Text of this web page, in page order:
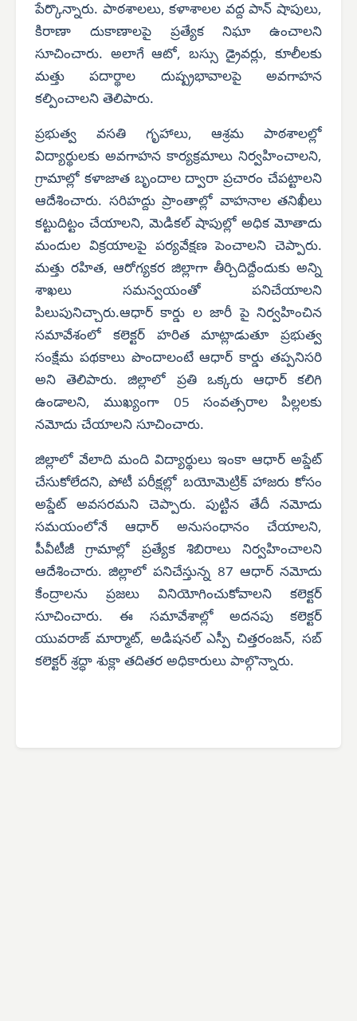
పేర్కొన్నారు. పాఠశాలలు, కళాశాలల వద్ద పాన్ షాపులు,
కిరాణా దుకాణాలపై ప్రత్యేక నిఘా ఉంచాలని
సూచించారు. అలాగే ఆటో, బస్సు డ్రైవర్లు, కూలీలకు
మత్తు పదార్థాల దుష్ప్రభావాలపై అవగాహన
కల్పించాలని తెలిపారు.
ప్రభుత్వ వసతి గృహాలు, ఆశ్రమ పాఠశాలల్లో
విద్యార్థులకు అవగాహన కార్యక్రమాలు నిర్వహించాలని,
గ్రామాల్లో కళాజాత బృందాల ద్వారా ప్రచారం చేపట్టాలని
ఆదేశించారు. సరిహద్దు ప్రాంతాల్లో వాహనాల తనిఖీలు
కట్టుదిట్టం చేయాలని, మెడికల్ షాపుల్లో అధిక మోతాదు
మందుల విక్రయాలపై పర్యవేక్షణ పెంచాలని చెప్పారు.
మత్తు రహిత, ఆరోగ్యకర జిల్లాగా తీర్చిదిద్దేందుకు అన్ని
శాఖలు సమన్వయంతో పనిచేయాలని
పిలుపునిచ్చారు.ఆధార్ కార్డు ల జారీ పై నిర్వహించిన
సమావేశంలో కలెక్టర్ హరిత మాట్లాడుతూ ప్రభుత్వ
సంక్షేమ పథకాలు పొందాలంటే ఆధార్ కార్డు తప్పనిసరి
అని తెలిపారు. జిల్లాలో ప్రతి ఒక్కరు ఆధార్ కలిగి
ఉండాలని, ముఖ్యంగా 05 సంవత్సరాల పిల్లలకు
నమోదు చేయాలని సూచించారు.
జిల్లాలో వేలాది మంది విద్యార్థులు ఇంకా ఆధార్ అప్డేట్
చేసుకోలేదని, పోటీ పరీక్షల్లో బయోమెట్రిక్ హాజరు కోసం
అప్డేట్ అవసరమని చెప్పారు. పుట్టిన తేదీ నమోదు
సమయంలోనే ఆధార్ అనుసంధానం చేయాలని,
పీవీటీజీ గ్రామాల్లో ప్రత్యేక శిబిరాలు నిర్వహించాలని
ఆదేశించారు. జిల్లాలో పనిచేస్తున్న 87 ఆధార్ నమోదు
కేంద్రాలను ప్రజలు వినియోగించుకోవాలని కలెక్టర్
సూచించారు. ఈ సమావేశాల్లో అదనపు కలెక్టర్
యువరాజ్ మార్మాట్, అడిషనల్ ఎస్పీ చిత్తరంజన్, సబ్
కలెక్టర్ శ్రద్ధా శుక్లా తదితర అధికారులు పాల్గొన్నారు.